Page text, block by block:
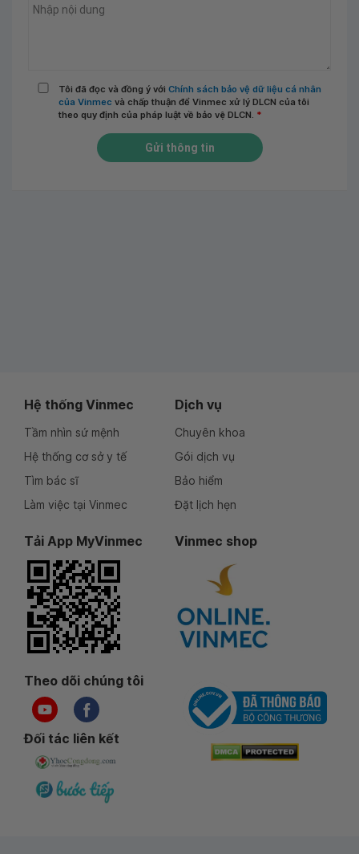
Tôi đã đọc và đồng ý với Chính sách bảo vệ dữ liệu cá nhân
của Vinmec và chấp thuận để Vinmec xử lý DLCN của tôi
theo quy định của pháp luật về bảo vệ DLCN. *
Gửi thông tin
Hệ thống Vinmec
Tầm nhìn sứ mệnh
Hệ thống cơ sở y tế
Tìm bác sĩ
Làm việc tại Vinmec
Dịch vụ
Chuyên khoa
Gói dịch vụ
Bảo hiểm
Đặt lịch hẹn
Tải App MyVinmec Vinmec shop
Theo dõi chúng tôi
Đối tác liên kết